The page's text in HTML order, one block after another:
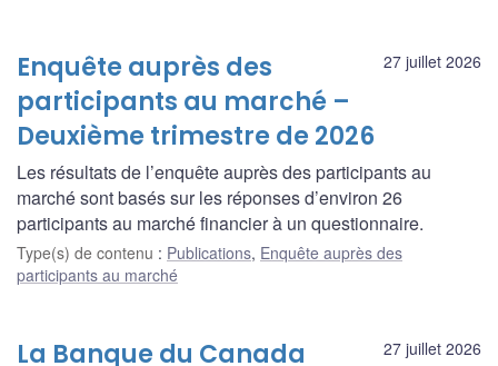
27 juillet 2026
Enquête auprès des
participants au marché –
Deuxième trimestre de 2026
Les résultats de l’enquête auprès des participants au
marché sont basés sur les réponses d’environ 26
participants au marché financier à un questionnaire.
Type(s) de contenu : Publications, Enquête auprès des
participants au marché
27 juillet 2026
La Banque du Canada